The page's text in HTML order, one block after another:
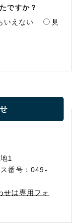
ですか？
いえない
見
1
番号：049-
せは専用フォ